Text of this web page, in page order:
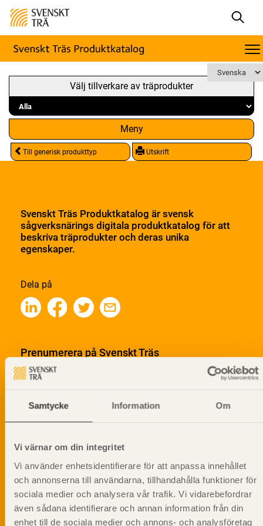
Samtycke Information Om
Vi värnar om din integritet
Vi använder enhetsidentifierare för att anpassa innehållet
och annonserna till användarna, tillhandahålla funktioner för
sociala medier och analysera vår trafik. Vi vidarebefordrar
även sådana identifierare och annan information från din
enhet till de sociala medier och annons- och analysföretag
Välj tillverkare av träprodukter
Meny
Till generisk produkttyp Utskrift
Svenskt Träs Produktkatalog är svensk
sågverksnärings digitala produktkatalog för att
beskriva träprodukter och deras unika
egenskaper.
Dela på
Prenumerera på Svenskt Träs
informationsutskick!